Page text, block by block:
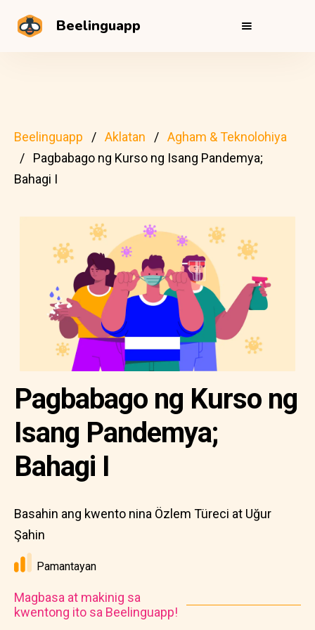
Beelinguapp
Beelinguapp Aklatan
Agham & Teknolohiya
Pagbabago ng Kurso ng Isang Pandemya;
Bahagi I
Pagbabago ng Kurso ng
Isang Pandemya;
Bahagi I
Basahin ang kwento nina Özlem Türeci at Uğur
Şahin
Pamantayan
Magbasa at makinig sa
kwentong ito sa Beelinguapp!